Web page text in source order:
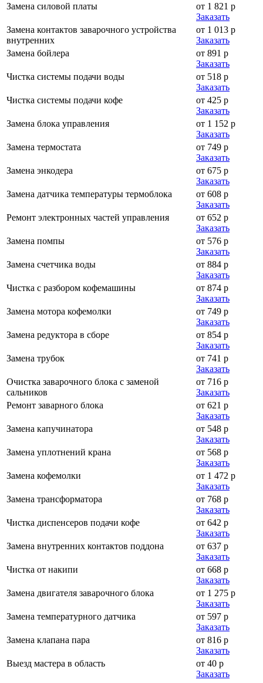
Замена силовой платы
от 1 821 р
Заказать
Замена контактов заварочного устройства
внутренних
от 1 013 р
Заказать
Замена бойлера
от 891 р
Заказать
Чистка системы подачи воды
от 518 р
Заказать
Чистка системы подачи кофе
от 425 р
Заказать
Замена блока управления
от 1 152 р
Заказать
Замена термостата
от 749 р
Заказать
Замена энкодера
от 675 р
Заказать
Замена датчика температуры термоблока
от 608 р
Заказать
Ремонт электронных частей управления
от 652 р
Заказать
Замена помпы
от 576 р
Заказать
Замена счетчика воды
от 884 р
Заказать
Чистка с разбором кофемашины
от 874 р
Заказать
Замена мотора кофемолки
от 749 р
Заказать
Замена редуктора в сборе
от 854 р
Заказать
Замена трубок
от 741 р
Заказать
Очистка заварочного блока с заменой
сальников
от 716 р
Заказать
Ремонт заварного блока
от 621 р
Заказать
Замена капучинатора
от 548 р
Заказать
Замена уплотнений крана
от 568 р
Заказать
Замена кофемолки
от 1 472 р
Заказать
Замена трансформатора
от 768 р
Заказать
Чистка диспенсеров подачи кофе
от 642 р
Заказать
Замена внутренних контактов поддона
от 637 р
Заказать
Чистка от накипи
от 668 р
Заказать
Замена двигателя заварочного блока
от 1 275 р
Заказать
Замена температурного датчика
от 597 р
Заказать
Замена клапана пара
от 816 р
Заказать
Выезд мастера в область
от 40 р
Заказать